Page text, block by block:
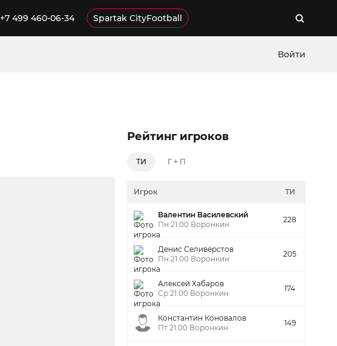
+7 499 460-06-34 Spartak CityFootball
Войти
Рейтинг игроков
ТИ Г + П
Игрок ТИ
Валентин Василевский
Пн 21.00 Воронкин
228
Денис Селивёрстов
Пн 21.00 Воронкин
205
Алексей Хабаров
Ср 21.00 Воронкин
174
Константин Коновалов
Пт 21.00 Воронкин
149